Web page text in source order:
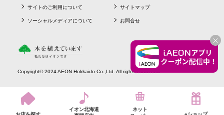
サイトのご利用について
ソーシャルメディアについて
サイトマップ
お問合せ
Copyright© 2024 AEON Hokkaido Co.,Ltd. All rights Reserved.
イオン北海道
ネット